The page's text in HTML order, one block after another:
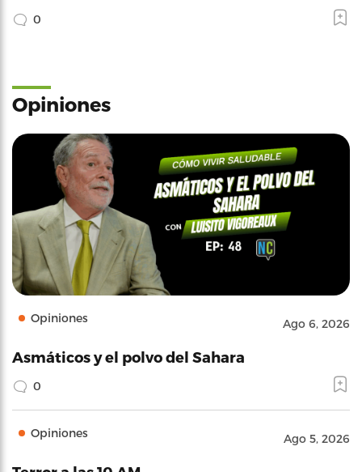
0
Opiniones
Opiniones Ago 6, 2026
Asmáticos y el polvo del Sahara
0
Opiniones Ago 5, 2026